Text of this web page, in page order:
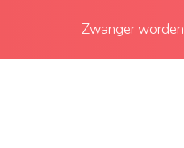
Zwanger worden